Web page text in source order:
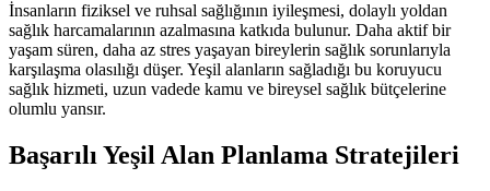
İnsanların fiziksel ve ruhsal sağlığının iyileşmesi, dolaylı yoldan
sağlık harcamalarının azalmasına katkıda bulunur. Daha aktif bir
yaşam süren, daha az stres yaşayan bireylerin sağlık sorunlarıyla
karşılaşma olasılığı düşer. Yeşil alanların sağladığı bu koruyucu
sağlık hizmeti, uzun vadede kamu ve bireysel sağlık bütçelerine
olumlu yansır.
Başarılı Yeşil Alan Planlama Stratejileri